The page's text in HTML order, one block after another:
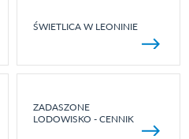
ŚWIETLICA W LEONINIE
ZADASZONE
LODOWISKO - CENNIK